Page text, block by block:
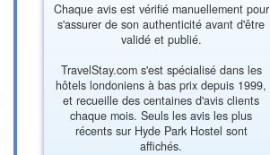
Chaque avis est vérifié manuellement pour
s'assurer de son authenticité avant d'être
validé et publié.
TravelStay.com s'est spécialisé dans les
hôtels londoniens à bas prix depuis 1999,
et recueille des centaines d'avis clients
chaque mois. Seuls les avis les plus
récents sur Hyde Park Hostel sont
affichés.